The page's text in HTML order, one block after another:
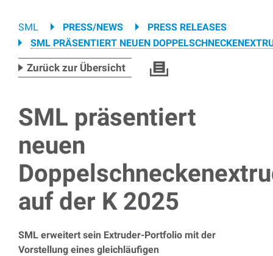
Breadcrumb
SML PRESS/NEWS
PRESS RELEASES
SML PRÄSENTIERT NEUEN
Zurück zur Übersicht
SML präsentiert
neuen
auf der K 2025
SML erweitert sein Extruder-Portfolio mit der
Vorstellung eines gleichläufigen